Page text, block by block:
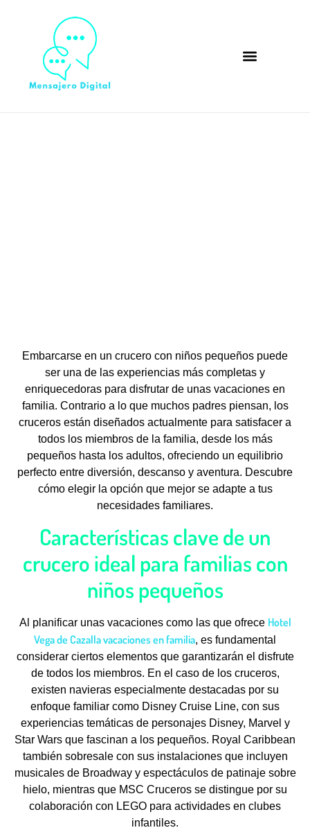
Embarcarse en un crucero con niños pequeños puede
ser una de las experiencias más completas y
enriquecedoras para disfrutar de unas vacaciones en
familia. Contrario a lo que muchos padres piensan, los
cruceros están diseñados actualmente para satisfacer a
todos los miembros de la familia, desde los más
pequeños hasta los adultos, ofreciendo un equilibrio
perfecto entre diversión, descanso y aventura. Descubre
cómo elegir la opción que mejor se adapte a tus
necesidades familiares.
Características clave de un
crucero ideal para familias con
niños pequeños
Al planificar unas vacaciones como las que ofrece Hotel
Vega de Cazalla vacaciones en familia, es fundamental
considerar ciertos elementos que garantizarán el disfrute
de todos los miembros. En el caso de los cruceros,
existen navieras especialmente destacadas por su
enfoque familiar como Disney Cruise Line, con sus
experiencias temáticas de personajes Disney, Marvel y
Star Wars que fascinan a los pequeños. Royal Caribbean
también sobresale con sus instalaciones que incluyen
musicales de Broadway y espectáculos de patinaje sobre
hielo, mientras que MSC Cruceros se distingue por su
colaboración con LEGO para actividades en clubes
infantiles.